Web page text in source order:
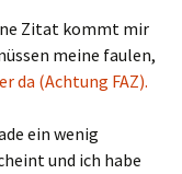
Zitat kommt mir
meine faulen,
da (Achtung FAZ).
ein wenig
und ich habe